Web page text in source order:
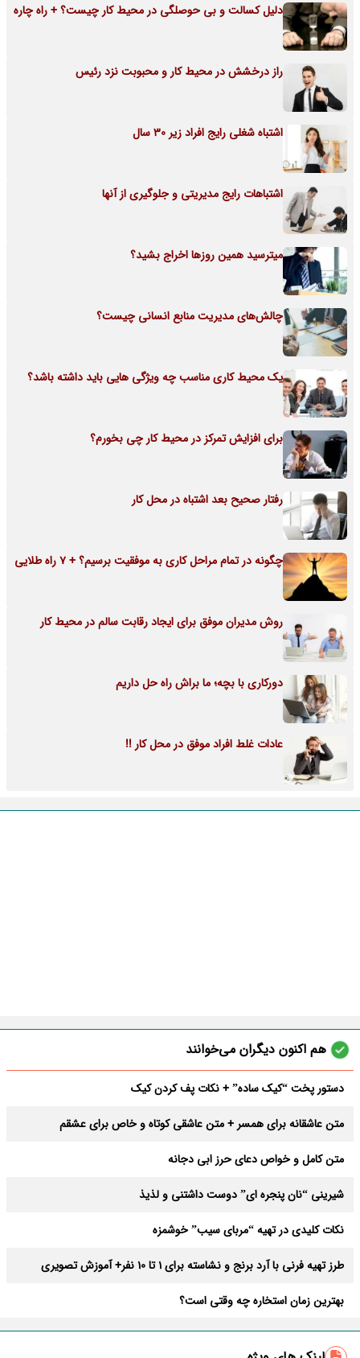
دلیل کسالت و بی حوصلگی در محیط کار چیست؟ + راه چاره
راز درخشش در محیط کار و محبوبت نزد رئیس
اشتباه شغلی رایج افراد زیر 30 سال
اشتباهات رایج مدیریتی و جلوگیری از آنها
میترسید همین روزها اخراج بشید؟
چالش‌های مدیریت منابع انسانی چیست؟
یک محیط کاری مناسب چه ویژگی هایی باید داشته باشد؟
برای افزایش تمرکز در محیط کار چی بخورم؟
رفتار صحیح بعد اشتباه در محل کار
چگونه در تمام مراحل کاری به موفقیت برسیم؟ + 7 راه طلایی
روش مدیران موفق برای ایجاد رقابت سالم در محیط کار
دورکاری با بچه؛ ما براش راه حل داریم
عادات غلط افراد موفق در محل کار !!
هم اکنون دیگران می‌خوانند
دستور پخت “کیک ساده” + نکات پف کردن کیک
متن عاشقانه برای همسر + متن عاشقی کوتاه و خاص برای عشقم
متن کامل و خواص دعای حرز ابی دجانه
شیرینی “نان پنجره ای” دوست داشتنی و لذیذ
نکات کلیدی در تهیه “مربای سیب” خوشمزه
طرز تهیه فرنی با آرد برنج و نشاسته برای 1 تا 10 نفر+ آموزش تصویری
بهترین زمان استخاره چه وقتی است؟
پیشنهاد قرآن برای پولدار شدن